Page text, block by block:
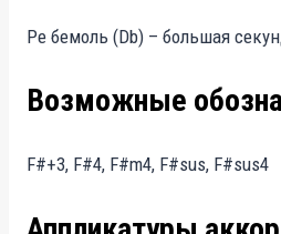
Ре бемоль (Db) – большая
Возможные
F#+3, F#4, F#m4, F#sus, F#sus4